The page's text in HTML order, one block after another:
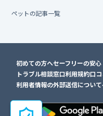
ペットの記事一覧
初めての方へセーフリーの安
トラブル相談窓口利用規約口
利用者情報の外部送信について